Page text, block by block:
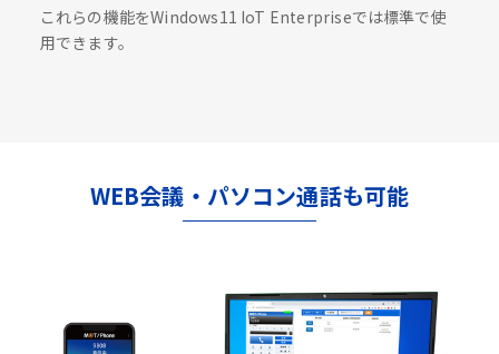
これらの機能をWindows11 IoT Enterpriseでは標準で使
用できます。
WEB会議・パソコン通話も可能